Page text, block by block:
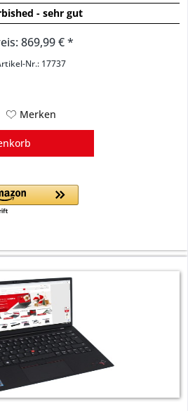
- sehr gut
869,99 € *
Nr.: 17737
Merken